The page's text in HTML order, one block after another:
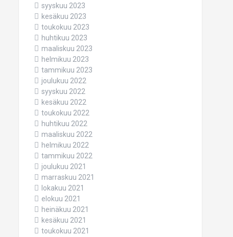
syyskuu 2023
kesäkuu 2023
toukokuu 2023
huhtikuu 2023
maaliskuu 2023
helmikuu 2023
tammikuu 2023
joulukuu 2022
syyskuu 2022
kesäkuu 2022
toukokuu 2022
huhtikuu 2022
maaliskuu 2022
helmikuu 2022
tammikuu 2022
joulukuu 2021
marraskuu 2021
lokakuu 2021
elokuu 2021
heinäkuu 2021
kesäkuu 2021
toukokuu 2021